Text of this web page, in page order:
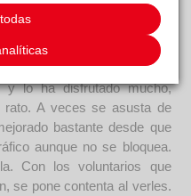
a salir al parque y se deja
por el parque, no tira de la
De vez en cuando hace
solo ha salido con su
y lo ha disfrutado mucho,
rato. A veces se asusta de
bastante desde que
aunque no se bloquea.
Con los voluntarios que
se pone contenta al verles.